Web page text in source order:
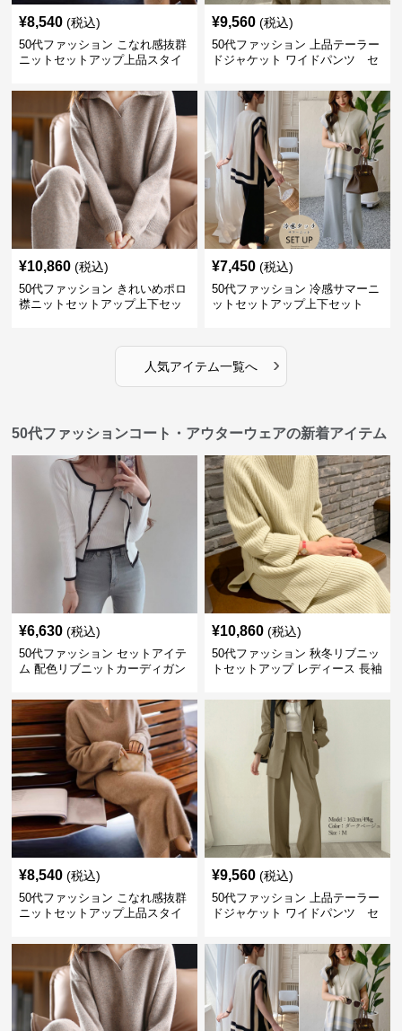
¥8,540 (税込)
50代ファッション こなれ感抜群
ニットセットアップ上品スタイ
¥9,560 (税込)
50代ファッション 上品テーラー
ドジャケット ワイドパンツ セ
¥10,860 (税込)
50代ファッション きれいめポロ
襟ニットセットアップ上下セッ
¥7,450 (税込)
50代ファッション 冷感サマーニ
ットセットアップ上下セット
人気アイテム一覧へ ›
50代ファッションコート・アウターウェアの新着アイテム
¥6,630 (税込)
50代ファッション セットアイテ
ム 配色リブニットカーディガン
¥10,860 (税込)
50代ファッション 秋冬リブニッ
トセットアップ レディース 長袖
¥8,540 (税込)
50代ファッション こなれ感抜群
ニットセットアップ上品スタイ
¥9,560 (税込)
50代ファッション 上品テーラー
ドジャケット ワイドパンツ セ